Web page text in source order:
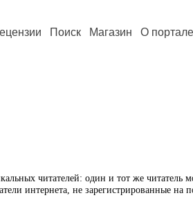
Поиск Магазин О портале
читателей: один и тот же читатель
интернета, не зарегистрированные на